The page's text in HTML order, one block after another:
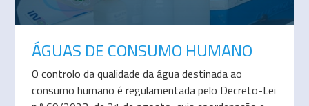
ÁGUAS DE CONSUMO HUMANO
O controlo da qualidade da água destinada ao
consumo humano é regulamentada pelo Decreto-Lei